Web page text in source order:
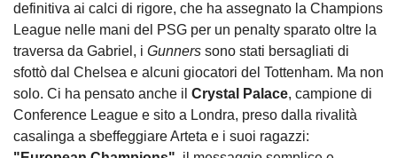
definitiva ai calci di rigore, che ha assegnato la Champions
League nelle mani del PSG per un penalty sparato oltre la
traversa da Gabriel, i Gunners sono stati bersagliati di
sfottò dal Chelsea e alcuni giocatori del Tottenham. Ma non
solo. Ci ha pensato anche il Crystal Palace, campione di
Conference League e sito a Londra, preso dalla rivalità
casalinga a sbeffeggiare Arteta e i suoi ragazzi: